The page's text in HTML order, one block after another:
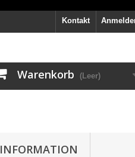
Kontakt
Warenkorb (Leer)
INFORMATION